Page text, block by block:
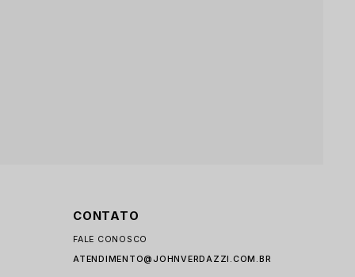
CONTATO
FALE CONOSCO
ATENDIMENTO@JOHNVERDAZZI.COM.BR